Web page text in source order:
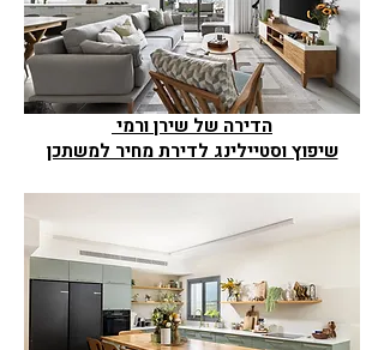
הדירה של שירן ורמי
שיפוץ וסטיילינג לדירת מחיר למשתכן